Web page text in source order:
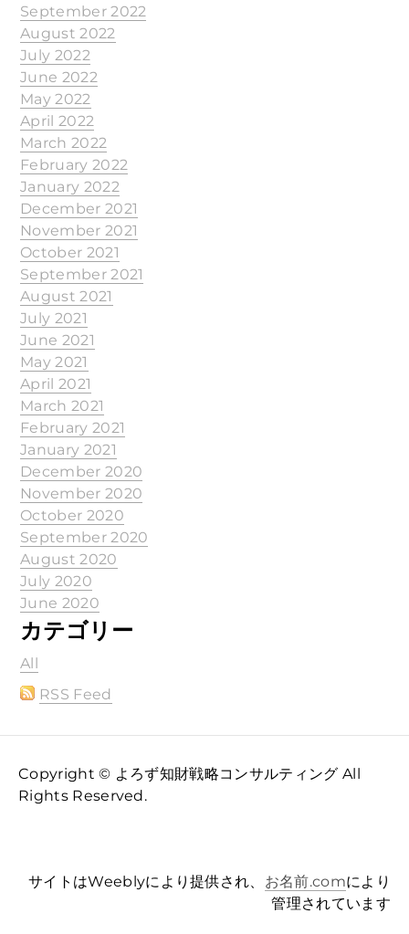
September 2022
August 2022
July 2022
June 2022
May 2022
April 2022
March 2022
February 2022
January 2022
December 2021
November 2021
October 2021
September 2021
August 2021
July 2021
June 2021
May 2021
April 2021
March 2021
February 2021
January 2021
December 2020
November 2020
October 2020
September 2020
August 2020
July 2020
June 2020
カテゴリー
All
RSS Feed
Copyright © よろず知財戦略コンサルティング All
Rights Reserved.
サイトはWeeblyにより提供され、 お名前.comにより
管理されています